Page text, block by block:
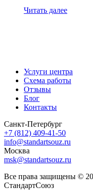
Читать далее
Услуги центра
Схема работы
Отзывы
Блог
Контакты
Санкт-Петербург
+7 (812) 409-41-50
info@standartsouz.ru
Москва
msk@standartsouz.ru
Все права защищены ©
СтандартСоюз